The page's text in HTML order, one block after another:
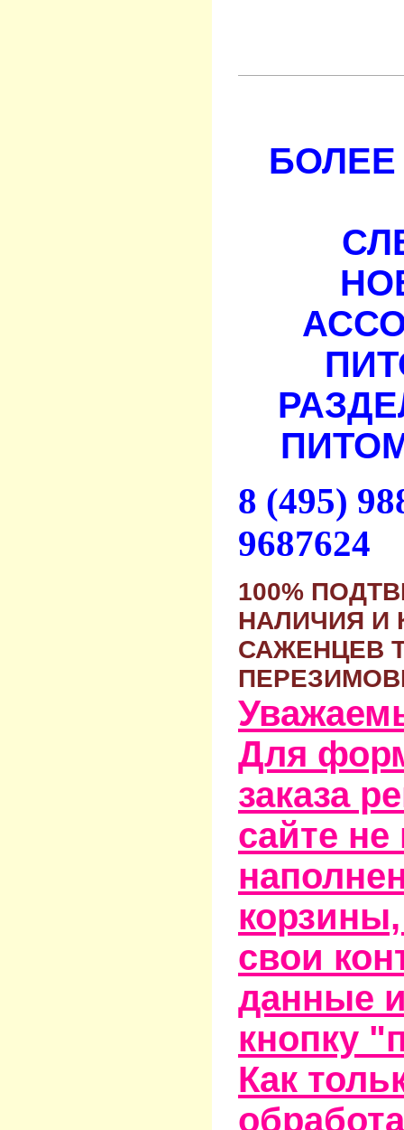
БОЛЕЕ
8 (495)
9687624
100%
НАЛИЧИЯ И
САЖЕНЦЕВ
Для
заказа
сайте
свои
данные
кнопку
Как